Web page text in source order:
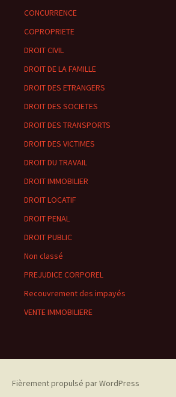
CONCURRENCE
COPROPRIETE
DROIT CIVIL
DROIT DE LA FAMILLE
DROIT DES ETRANGERS
DROIT DES SOCIETES
DROIT DES TRANSPORTS
DROIT DES VICTIMES
DROIT DU TRAVAIL
DROIT IMMOBILIER
DROIT LOCATIF
DROIT PENAL
DROIT PUBLIC
Non classé
PREJUDICE CORPOREL
Recouvrement des impayés
VENTE IMMOBILIERE
Fièrement propulsé par WordPress